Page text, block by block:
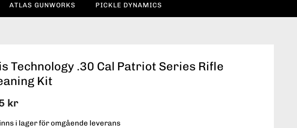
ATLAS GUNWORKS PICKLE DYNAMICS
Technology .30 Cal Patriot Series Rifle
Kit
kr
i lager för omgående leverans